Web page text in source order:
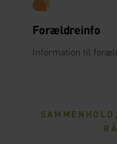
Forældreinfo
Information til